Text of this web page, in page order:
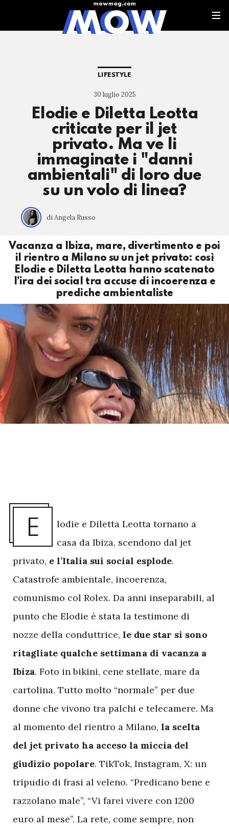
LIFESTYLE
30 luglio 2025
Elodie e Diletta Leotta
criticate per il jet
privato. Ma ve li
immaginate i "danni
ambientali" di loro due
su un volo di linea?
di Angela Russo
Vacanza a Ibiza, mare, divertimento e poi
il rientro a Milano su un jet privato: così
Elodie e Diletta Leotta hanno scatenato
l’ira dei social tra accuse di incoerenza e
prediche ambientaliste
E
lodie e Diletta Leotta tornano a
casa da Ibiza, scendono dal jet
privato, e l’Italia sui social esplode.
Catastrofe ambientale, incoerenza,
comunismo col Rolex. Da anni inseparabili, al
punto che Elodie è stata la testimone di
nozze della conduttrice, le due star si sono
ritagliate qualche settimana di vacanza a
Ibiza. Foto in bikini, cene stellate, mare da
cartolina. Tutto molto “normale” per due
donne che vivono tra palchi e telecamere. Ma
al momento del rientro a Milano, la scelta
del jet privato ha acceso la miccia del
giudizio popolare. TikTok, Instagram, X: un
tripudio di frasi al veleno. “Predicano bene e
razzolano male”, “Vi farei vivere con 1200
euro al mese”. La rete, come sempre, non